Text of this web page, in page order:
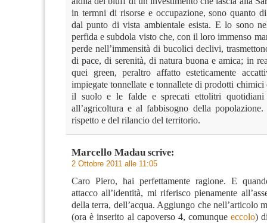
in termni di risorse e occupazione, sono quanto
dal punto di vista ambientale esista. E lo sono
perfida e subdola visto che, con il loro immenso
perde nell’immensità di bucolici declivi,
di pace, di serenità, di natura buona e amica; in
quei green, peraltro affatto esteticamente
impiegate tonnellate e tonnallete di prodotti chimici
il suolo e le falde e sprecati ettolitri
all’agricoltura e al fabbisogno della
rispetto e del rilancio del territorio.
Marcello Madau scrive:
2 Ottobre 2011 alle 11:05
Caro Piero, hai perfettamente ragione. E
attacco all’identità, mi riferisco pienamente
della terra, dell’acqua. Aggiungo che nell’articolo
(ora è inserito al capoverso 4, comunqueeccolo)